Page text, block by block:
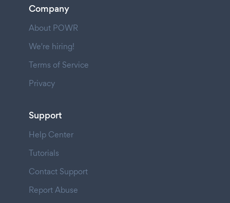
Company
About POWR
We're hiring!
Terms of Service
Privacy
Support
Help Center
Tutorials
Contact Support
Report Abuse